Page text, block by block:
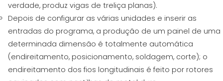
verdade, produz vigas de treliça planas).
Depois de configurar as várias unidades e inserir as
entradas do programa, a produção de um painel de uma
determinada dimensão é totalmente automática
(endireitamento, posicionamento, soldagem, corte); o
endireitamento dos fios longitudinais é feito por rotores